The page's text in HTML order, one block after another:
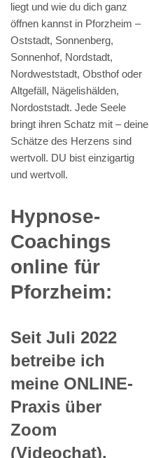
liegt und wie du dich ganz
öffnen kannst in Pforzheim –
Oststadt, Sonnenberg,
Sonnenhof, Nordstadt,
Nordweststadt, Obsthof oder
Altgefäll, Nägelishälden,
Nordoststadt. Jede Seele
bringt ihren Schatz mit – deine
Schätze des Herzens sind
wertvoll. DU bist einzigartig
und wertvoll.
Hypnose-
Coachings
online für
Pforzheim:
Seit Juli 2022
betreibe ich
meine ONLINE-
Praxis über
Zoom
(Videochat).